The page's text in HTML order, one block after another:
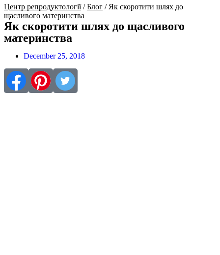
Центр репродуктології/Блог / Як скоротити шлях до
щасливого материнства
Як скоротити шлях до щасливого
материнства
December 25, 2018